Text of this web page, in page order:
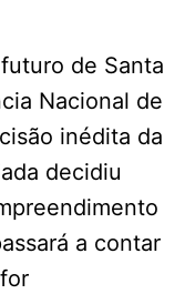
de Santa
Nacional de
inédita da
decidiu
a contar